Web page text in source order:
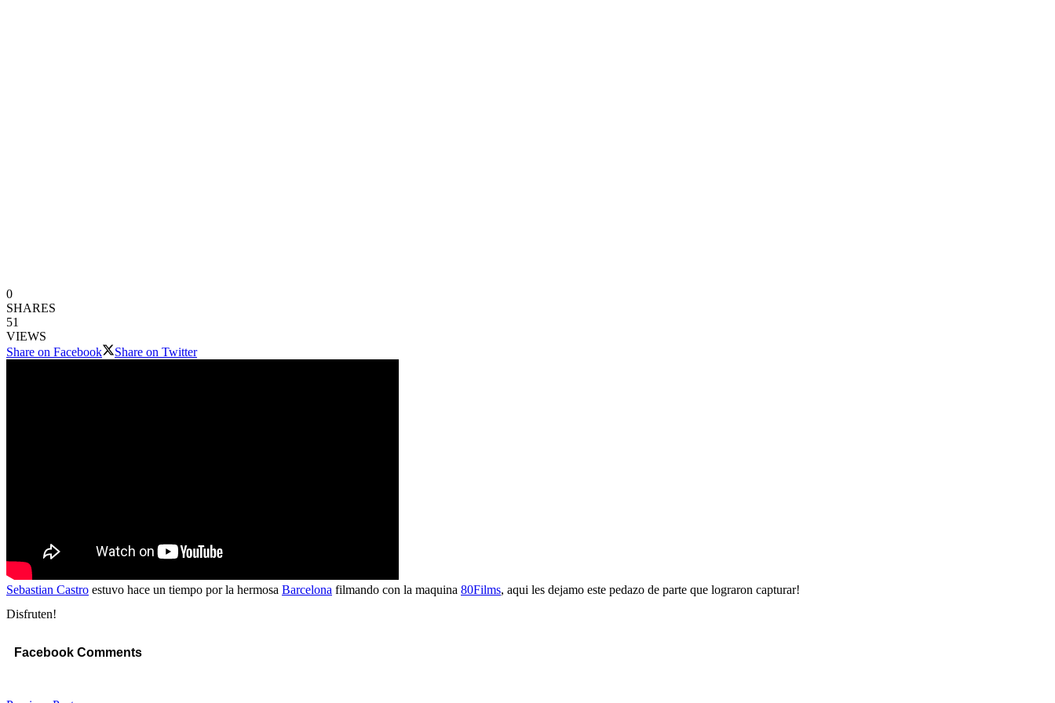
0
SHARES
51
VIEWS
Share on Facebook
Share on Twitter
Sebastian Castro estuvo hace un tiempo por la hermosa Barcelona filmando con la maquina 80Films, aqui les dejamo este pedazo de parte que lograron capturar!
Disfruten!
Facebook Comments